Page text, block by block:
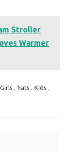
Stroller
Warmer
Girls , hats , Kids ,